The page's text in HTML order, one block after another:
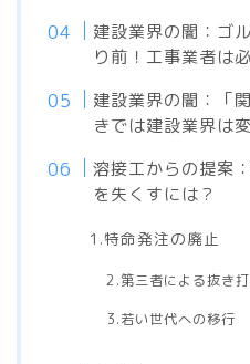
建設業界の闇：ゴ
り前！工事業者は
建設業界の闇：「
きでは建設業界は
溶接工からの提案
を失くすには？
1.特命発注の廃止
2.第三者による抜き
3.若い世代への移行